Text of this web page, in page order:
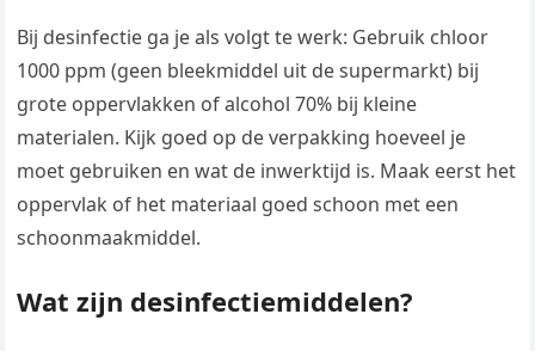
Bij desinfectie ga je als volgt te werk: Gebruik chloor
1000 ppm (geen bleekmiddel uit de supermarkt) bij
grote oppervlakken of alcohol 70% bij kleine
materialen. Kijk goed op de verpakking hoeveel je
moet gebruiken en wat de inwerktijd is. Maak eerst het
oppervlak of het materiaal goed schoon met een
schoonmaakmiddel.
Wat zijn desinfectiemiddelen?